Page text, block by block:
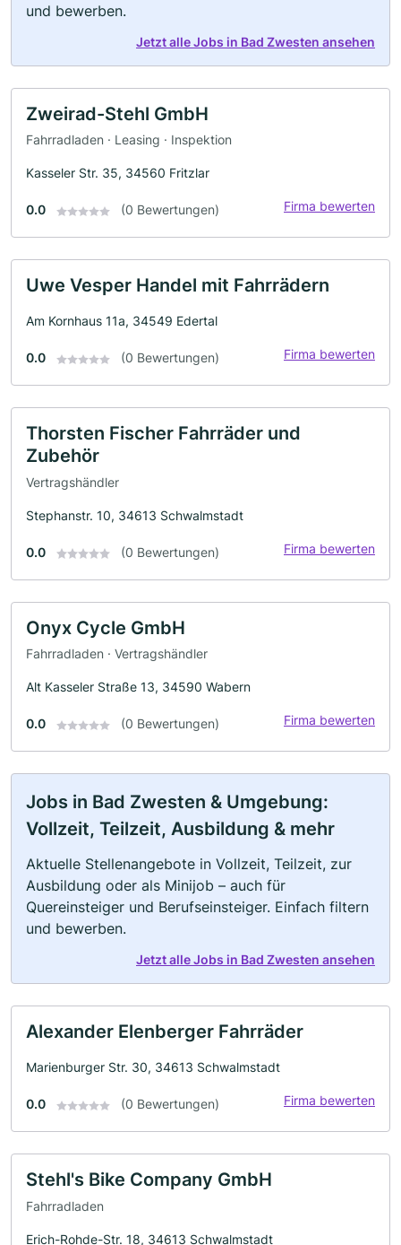
und bewerben.
Jetzt alle Jobs in Bad Zwesten ansehen
Zweirad-Stehl GmbH
Fahrradladen · Leasing · Inspektion
Kasseler Str. 35, 34560 Fritzlar
0.0 (0 Bewertungen) Firma bewerten
Uwe Vesper Handel mit Fahrrädern
Am Kornhaus 11a, 34549 Edertal
0.0 (0 Bewertungen) Firma bewerten
Thorsten Fischer Fahrräder und
Zubehör
Vertragshändler
Stephanstr. 10, 34613 Schwalmstadt
0.0 (0 Bewertungen) Firma bewerten
Onyx Cycle GmbH
Fahrradladen · Vertragshändler
Alt Kasseler Straße 13, 34590 Wabern
0.0 (0 Bewertungen) Firma bewerten
Jobs in Bad Zwesten & Umgebung:
Vollzeit, Teilzeit, Ausbildung & mehr
Aktuelle Stellenangebote in Vollzeit, Teilzeit, zur
Ausbildung oder als Minijob – auch für
Quereinsteiger und Berufseinsteiger. Einfach filtern
und bewerben.
Jetzt alle Jobs in Bad Zwesten ansehen
Alexander Elenberger Fahrräder
Marienburger Str. 30, 34613 Schwalmstadt
0.0 (0 Bewertungen) Firma bewerten
Stehl's Bike Company GmbH
Fahrradladen
Erich-Rohde-Str. 18, 34613 Schwalmstadt